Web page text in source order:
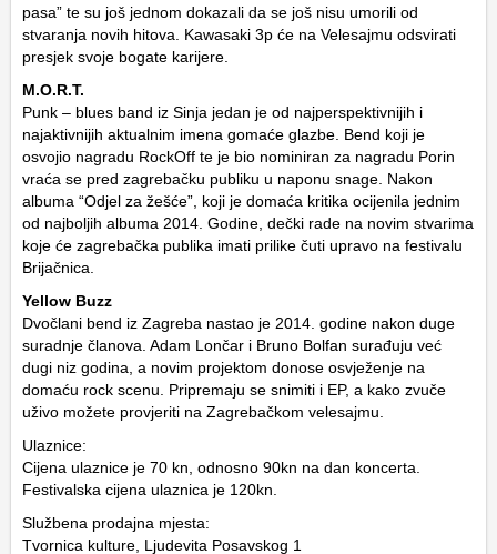
pasa” te su još jednom dokazali da se još nisu umorili od
stvaranja novih hitova. Kawasaki 3p će na Velesajmu odsvirati
presjek svoje bogate karijere.
M.O.R.T.
Punk – blues band iz Sinja jedan je od najperspektivnijih i
najaktivnijih aktualnim imena gomaće glazbe. Bend koji je
osvojio nagradu RockOff te je bio nominiran za nagradu Porin
vraća se pred zagrebačku publiku u naponu snage. Nakon
albuma “Odjel za žešće”, koji je domaća kritika ocijenila jednim
od najboljih albuma 2014. Godine, dečki rade na novim stvarima
koje će zagrebačka publika imati prilike čuti upravo na festivalu
Brijačnica.
Yellow Buzz
Dvočlani bend iz Zagreba nastao je 2014. godine nakon duge
suradnje članova. Adam Lončar i Bruno Bolfan surađuju već
dugi niz godina, a novim projektom donose osvježenje na
domaću rock scenu. Pripremaju se snimiti i EP, a kako zvuče
uživo možete provjeriti na Zagrebačkom velesajmu.
Ulaznice:
Cijena ulaznice je 70 kn, odnosno 90kn na dan koncerta.
Festivalska cijena ulaznica je 120kn.
Službena prodajna mjesta:
Tvornica kulture, Ljudevita Posavskog 1